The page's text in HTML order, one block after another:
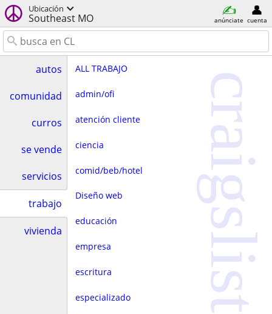
Ubicación
Southeast MO anúnciate cuenta
autos
comunidad
curros
se vende
servicios
trabajo
vivienda
ALL TRABAJO
admin/ofi
atención cliente
ciencia
comid/beb/hotel
Diseño web
educación
empresa
escritura
especializado craigslist